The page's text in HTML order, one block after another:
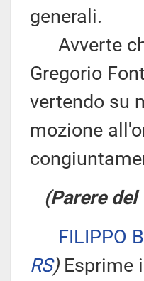
generali.
Avverte
Gregorio
vertendo su
mozione
(Parere del
FILIPPO
RS)Esprime